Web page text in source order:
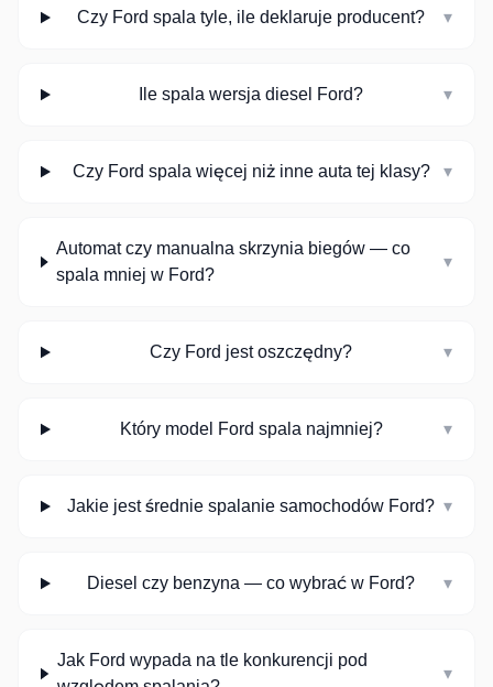
Czy Ford spala tyle, ile deklaruje producent? ▾
Ile spala wersja diesel Ford? ▾
Czy Ford spala więcej niż inne auta tej klasy? ▾
Automat czy manualna skrzynia biegów — co
spala mniej w Ford?
▾
Czy Ford jest oszczędny? ▾
Który model Ford spala najmniej? ▾
Jakie jest średnie spalanie samochodów Ford? ▾
Diesel czy benzyna — co wybrać w Ford? ▾
Jak Ford wypada na tle konkurencji pod
▾